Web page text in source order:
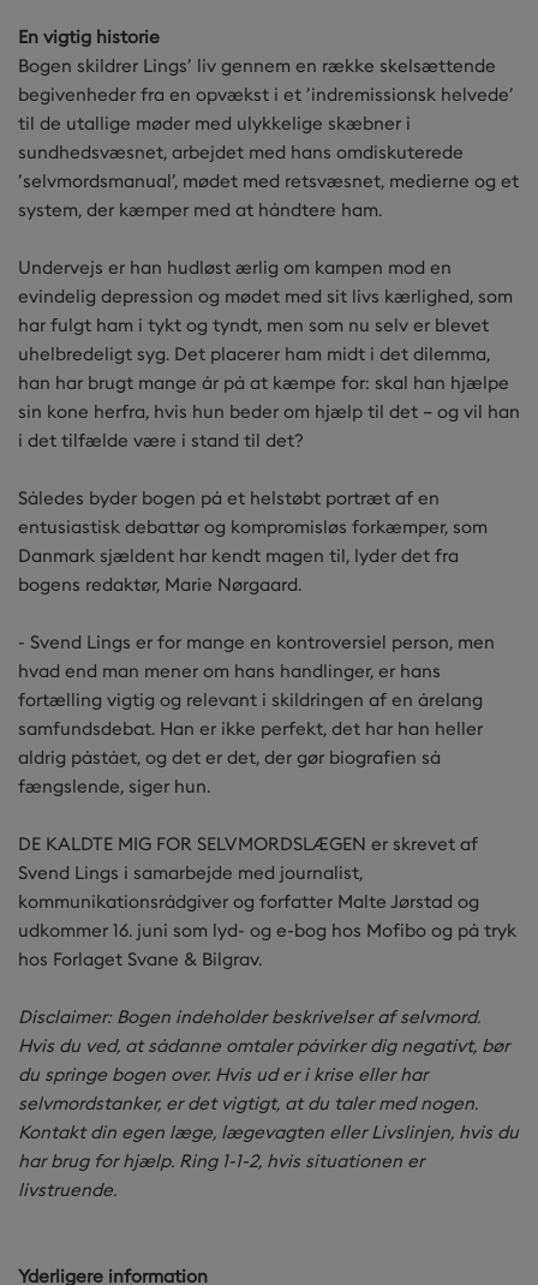
En vigtig historie
Bogen skildrer Lings’ liv gennem en række skelsættende
begivenheder fra en opvækst i et ’indremissionsk helvede’
til de utallige møder med ulykkelige skæbner i
sundhedsvæsnet, arbejdet med hans omdiskuterede
’selvmordsmanual’, mødet med retsvæsnet, medierne og et
system, der kæmper med at håndtere ham.
Undervejs er han hudløst ærlig om kampen mod en
evindelig depression og mødet med sit livs kærlighed, som
har fulgt ham i tykt og tyndt, men som nu selv er blevet
uhelbredeligt syg. Det placerer ham midt i det dilemma,
han har brugt mange år på at kæmpe for: skal han hjælpe
sin kone herfra, hvis hun beder om hjælp til det – og vil han
i det tilfælde være i stand til det?
Således byder bogen på et helstøbt portræt af en
entusiastisk debattør og kompromisløs forkæmper, som
Danmark sjældent har kendt magen til, lyder det fra
bogens redaktør, Marie Nørgaard.
- Svend Lings er for mange en kontroversiel person, men
hvad end man mener om hans handlinger, er hans
fortælling vigtig og relevant i skildringen af en årelang
samfundsdebat. Han er ikke perfekt, det har han heller
aldrig påstået, og det er det, der gør biografien så
fængslende, siger hun.
DE KALDTE MIG FOR SELVMORDSLÆGEN er skrevet af
Svend Lings i samarbejde med journalist,
kommunikationsrådgiver og forfatter Malte Jørstad og
udkommer 16. juni som lyd- og e-bog hos Mofibo og på tryk
hos Forlaget Svane & Bilgrav.
Disclaimer: Bogen indeholder beskrivelser af selvmord.
Hvis du ved, at sådanne omtaler påvirker dig negativt, bør
du springe bogen over. Hvis ud er i krise eller har
selvmordstanker, er det vigtigt, at du taler med nogen.
Kontakt din egen læge, lægevagten eller Livslinjen, hvis du
har brug for hjælp. Ring 1-1-2, hvis situationen er
livstruende.
Yderligere information